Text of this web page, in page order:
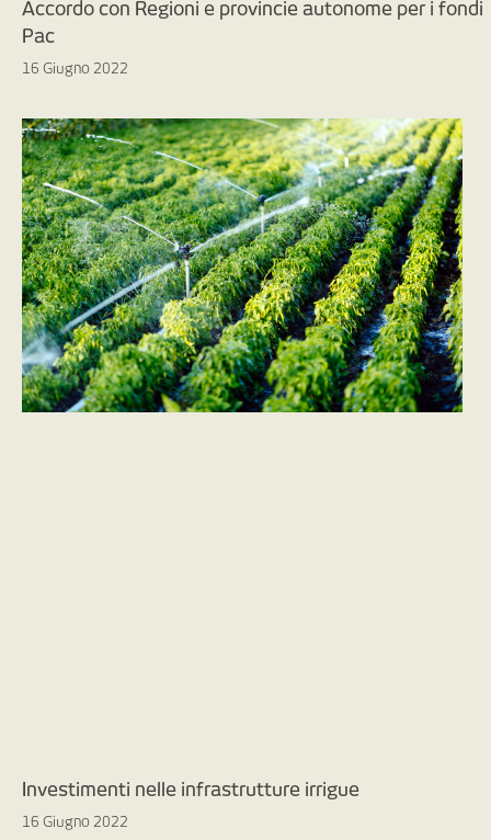
Accordo con Regioni e provincie autonome per i fondi
Pac
16 Giugno 2022
Investimenti nelle infrastrutture irrigue
16 Giugno 2022